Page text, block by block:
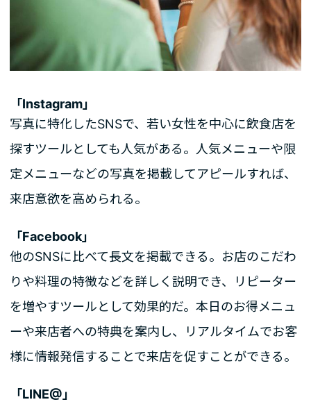
「Instagram」
写真に特化したSNSで、若い女性を中心に飲食店を
探すツールとしても人気がある。人気メニューや限
定メニューなどの写真を掲載してアピールすれば、
来店意欲を高められる。
「Facebook」
他のSNSに比べて長文を掲載できる。お店のこだわ
りや料理の特徴などを詳しく説明でき、リピーター
を増やすツールとして効果的だ。本日のお得メニュ
ーや来店者への特典を案内し、リアルタイムでお客
様に情報発信することで来店を促すことができる。
「LINE@」